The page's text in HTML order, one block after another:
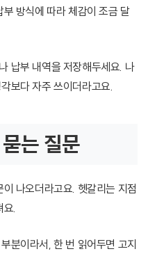
방식에 따라 체감이 조금 달
납부 내역을 저장해두세요. 나
보다 자주 쓰이더라고요.
는 질문
나오더라고요. 헷갈리는 지점
요.
분이라서, 한 번 읽어두면 고지